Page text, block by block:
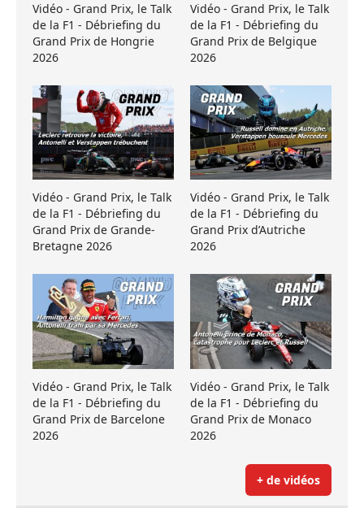
Vidéo - Grand Prix, le Talk
de la F1 - Débriefing du
Grand Prix de Hongrie
2026
Vidéo - Grand Prix, le Talk
de la F1 - Débriefing du
Grand Prix de Belgique
2026
Vidéo - Grand Prix, le Talk
de la F1 - Débriefing du
Grand Prix de Grande-
Bretagne 2026
Vidéo - Grand Prix, le Talk
de la F1 - Débriefing du
Grand Prix d’Autriche
2026
Vidéo - Grand Prix, le Talk
de la F1 - Débriefing du
Grand Prix de Barcelone
2026
Vidéo - Grand Prix, le Talk
de la F1 - Débriefing du
Grand Prix de Monaco
2026
+ de vidéos